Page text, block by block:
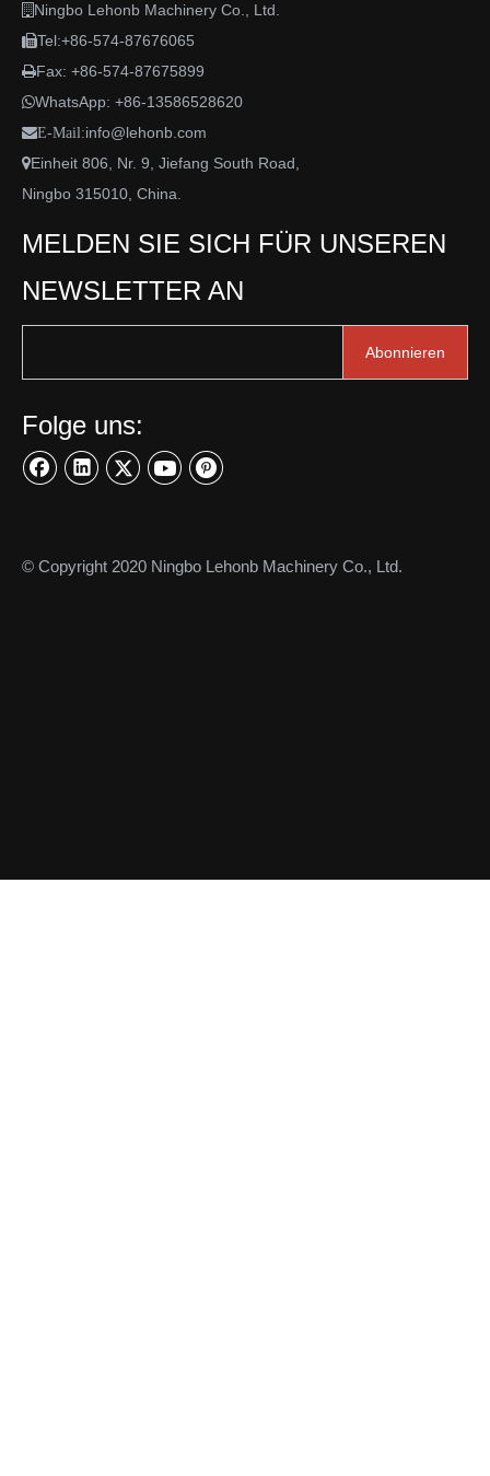
 Ningbo Lehonb Machinery Co., Ltd.
Tel:+86-574-87676065
Fax: +86-574-87675899
WhatsApp: +86-13586528620
E-Mail:info@lehonb.com
Einheit 806, Nr. 9, Jiefang South Road,
Ningbo 315010, China.
MELDEN SIE SICH FÜR UNSEREN
NEWSLETTER AN
Abonnieren
Folge uns:
© Copyright 2020 Ningbo Lehonb Machinery Co., Ltd.